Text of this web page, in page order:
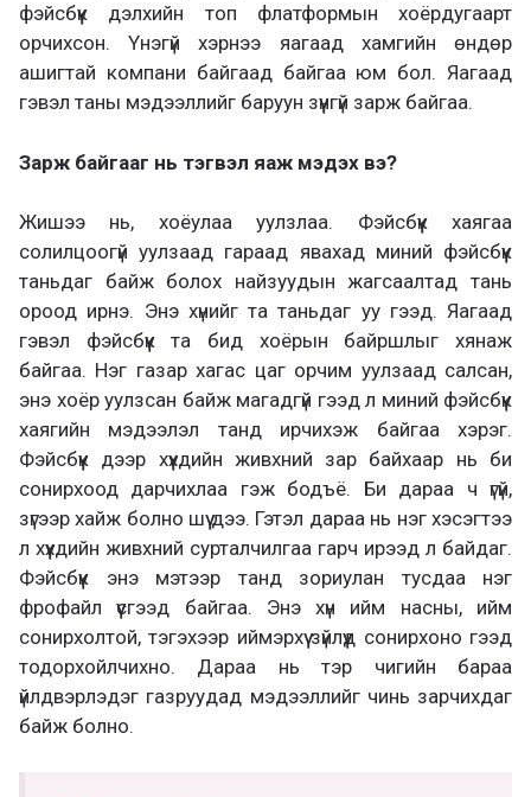
фэйсбүүк дэлхийн топ флатформын хоёрдугаарт
орчихсон. Үнэгүй хэрнээ яагаад хамгийн өндөр
ашигтай компани байгаад байгаа юм бол. Яагаад
гэвэл таны мэдээллийг баруун зүүнгүй зарж байгаа.
Зарж байгааг нь тэгвэл яаж мэдэх вэ?
Жишээ нь, хоёулаа уулзлаа. Фэйсбүүк хаягаа
солилцоогүй уулзаад гараад явахад миний фэйсбүүк
таньдаг байж болох найзуудын жагсаалтад тань
ороод ирнэ. Энэ хүнийг та таньдаг уу гээд. Яагаад
гэвэл фэйсбүүк та бид хоёрын байршлыг хянаж
байгаа. Нэг газар хагас цаг орчим уулзаад салсан,
энэ хоёр уулзсан байж магадгүй гээд л миний фэйсбүүк
хаягийн мэдээлэл танд ирчихэж байгаа хэрэг.
Фэйсбүүк дээр хүүхдийн живхний зар байхаар нь би
сонирхоод дарчихлаа гэж бодъё. Би дараа ч үгүй,
зүгээр хайж болно шүү дээ. Гэтэл дараа нь нэг хэсэгтээ
л хүүхдийн живхний сурталчилгаа гарч ирээд л байдаг.
Фэйсбүүк энэ мэтээр танд зориулан тусдаа нэг
фрофайл үүсгээд байгаа. Энэ хүн ийм насны, ийм
сонирхолтой, тэгэхээр иймэрхүү зүйлүүд сонирхоно гээд
тодорхойлчихно. Дараа нь тэр чигийн бараа
үйлдвэрлэдэг газруудад мэдээллийг чинь зарчихдаг
байж болно.